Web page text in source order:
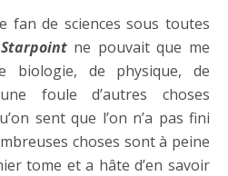
fan de sciences sous toutes
ne pouvait que me
biologie, de physique, de
foule d’autres choses
sent que l’on n’a pas fini
choses sont à peine
tome et a hâte d’en savoir